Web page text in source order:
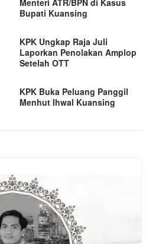
Bupati Kuansing
KPK Ungkap Raja Juli
Laporkan Penolakan Amplop
Setelah OTT
KPK Buka Peluang Panggil
Menhut Ihwal Kuansing